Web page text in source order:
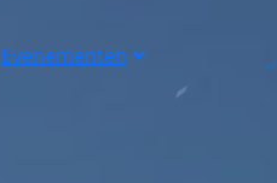
Evenementen